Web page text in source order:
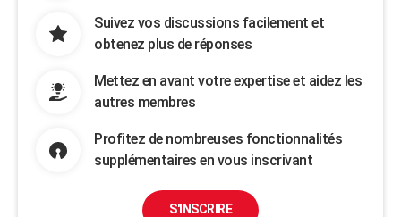
Suivez vos discussions facilement et
obtenez plus de réponses
Mettez en avant votre expertise et aidez les
autres membres
Profitez de nombreuses fonctionnalités
supplémentaires en vous inscrivant
S'INSCRIRE